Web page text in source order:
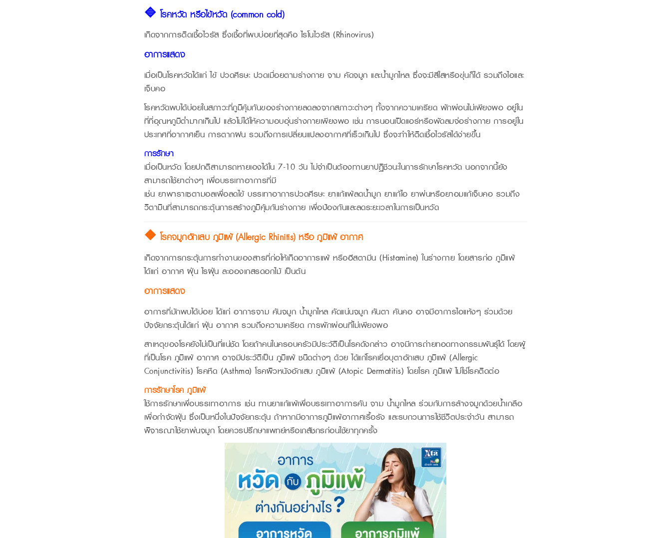
🔷 โรคหวัด หรือไข้หวัด (common cold)
เกิดจากการติดเชื้อไวรัส ซึ่งเชื้อที่พบบ่อยที่สุดคือ ไรโนไวรัส (Rhinovirus)
อาการแสดง
เมื่อเป็นโรคหวัดได้แก่ ไข้ ปวดศีรษะ ปวดเมื่อยตามร่างกาย จาม คัดจมูก และน้ำมูกไหล ซึ่งจะมีสีใสหรือขุ่นก็ได้ รวมถึงไอและ
เจ็บคอ
โรคหวัดพบได้บ่อยในสภาวะที่ภูมิคุ้มกันของร่างกายลดลงจากสภาวะต่างๆ ทั้งจากความเครียด พักผ่อนไม่เพียงพอ อยู่ใน
ที่ที่อุณหภูมิต่ำมากเกินไป แล้วไม่ได้ให้ความอบอุ่นร่างกายเพียงพอ เช่น การนอนเปิดแอร์หรือพัดลมจ่อร่างกาย การอยู่ใน
ประเทศที่อากาศเย็น การตากฝน รวมถึงการเปลี่ยนแปลงอากาศที่เร็วเกินไป ซึ่งจะทำให้ติดเชื้อไวรัสได้ง่ายขึ้น
การรักษา
เมื่อเป็นหวัด โดยปกติสามารถหายเองได้ใน 7-10 วัน ไม่จำเป็นต้องทานยาปฏิชีวนะในการรักษาโรคหวัด นอกจากนี้ยัง
สามารถใช้ยาต่างๆ เพื่อบรรเทาอาการที่มี
เช่น ยาพาราเซตามอลเพื่อลดไข้ บรรเทาอาการปวดศีรษะ ยาแก้แพ้ลดน้ำมูก ยาแก้ไอ ยาพ่นหรือยาอมแก้เจ็บคอ รวมถึง
วิตามินที่สามารถกระตุ้นการสร้างภูมิคุ้มกันร่างกาย เพื่อป้องกันและลดระยะเวลาในการเป็นหวัด
🔶 โรคจมูกอักเสบ ภูมิแพ้ (Allergic Rhinitis) หรือ ภูมิแพ้ อากาศ
เกิดจากการกระตุ้นการทำงานของสารที่ก่อให้เกิดอาการแพ้ หรือฮีสตามีน (Histamine) ในร่างกาย โดยสารก่อ ภูมิแพ้
ได้แก่ อากาศ ฝุ่น ไรฝุ่น ละอองเกสรดอกไม้ เป็นต้น
อาการแสดง
อาการที่มักพบได้บ่อย ได้แก่ อาการจาม คันจมูก น้ำมูกไหล คัดแน่นจมูก คันตา คันคอ อาจมีอาการไอแห้งๆ ร่วมด้วย
ปัจจัยกระตุ้นได้แก่ ฝุ่น อากาศ รวมถึงความเครียด การพักผ่อนที่ไม่เพียงพอ
สาเหตุของโรคยังไม่เป็นที่แน่ชัด โดยถ้าคนในครอบครัวมีประวัติเป็นโรคดังกล่าว อาจมีการถ่ายทอดทางกรรมพันธุ์ได้ โดยผู้
ที่เป็นโรค ภูมิแพ้ อากาศ อาจมีประวัติเป็น ภูมิแพ้ ชนิดต่างๆ ด้วย ได้แก่โรคเยื่อบุตาอักเสบ ภูมิแพ้ (Allergic
Conjunctivitis) โรคหืด (Asthma) โรคผิวหนังอักเสบ ภูมิแพ้ (Atopic Dermatitis) โดยโรค ภูมิแพ้ ไม่ใช่โรคติดต่อ
การรักษาโรค ภูมิแพ้
ใช้การรักษาเพื่อบรรเทาอาการ เช่น ทานยาแก้แพ้เพื่อบรรเทาอาการคัน จาม น้ำมูกไหล ร่วมกับการล้างจมูกด้วยน้ำเกลือ
เพื่อกำจัดฝุ่น ซึ่งเป็นหนึ่งในปัจจัยกระตุ้น ถ้าหากมีอาการภูมิแพ้อากาศเรื้อรัง และรบกวนการใช้ชีวิตประจำวัน สามารถ
พิจารณาใช้ยาพ่นจมูก โดยควรปรึกษาแพทย์หรือเภสัชกรก่อนใช้ยาทุกครั้ง